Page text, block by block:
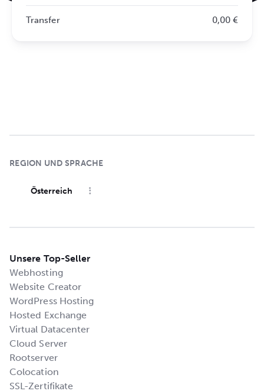
Transfer 0,00 €
REGION UND SPRACHE
Österreich
Unsere Top-Seller
Webhosting
Website Creator
WordPress Hosting
Hosted Exchange
Virtual Datacenter
Cloud Server
Rootserver
Colocation
SSL-Zertifikate